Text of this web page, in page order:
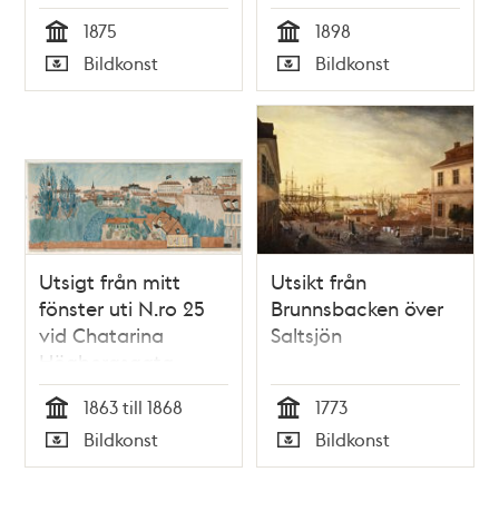
Tid
1875
Typ
Bildkonst Tid
1898
Typ
Bildkonst
Utsigt från mitt
fönster uti N.ro 25
vid Chatarina
Högbergsgata.
Johan Edholm (går
på lection till)
Undertecknad
Tid
1863 till 1868
Typ
Bildkonst
Utsikt från
Brunnsbacken över
Saltsjön
Tid
1773
Typ
Bildkonst